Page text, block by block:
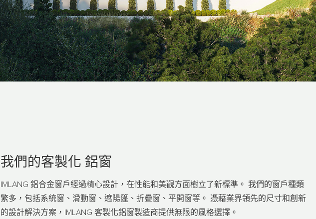
我們的客製化 鋁窗
IMLANG 鋁合金窗戶經過精心設計，在性能和美觀方面樹立了新標準。 我們的窗戶種類
繁多，包括系統窗、滑動窗、遮陽篷、折疊窗、平開窗等。 憑藉業界領先的尺寸和創新
的設計解決方案，IMLANG 客製化鋁窗製造商提供無限的風格選擇。